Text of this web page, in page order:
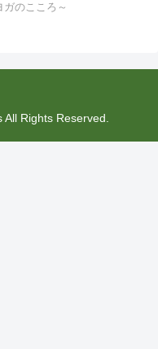
のこころ～
Rights Reserved.